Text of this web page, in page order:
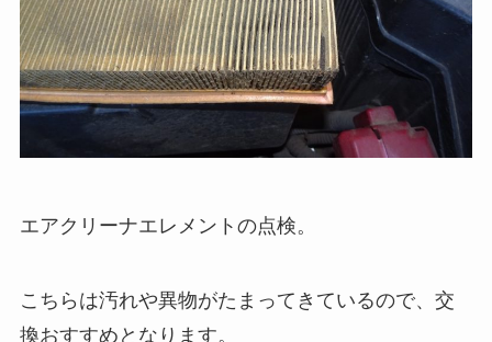
エアクリーナエレメントの点検。
こちらは汚れや異物がたまってきているので、交
換おすすめとなります。